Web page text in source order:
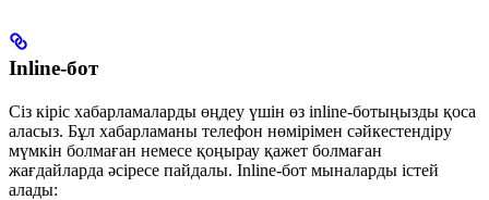
Inline-бот
Сіз кіріс хабарламаларды өңдеу үшін өз inline-ботыңызды қоса
аласыз. Бұл хабарламаны телефон нөмірімен сәйкестендіру
мүмкін болмаған немесе қоңырау қажет болмаған
жағдайларда әсіресе пайдалы. Inline-бот мыналарды істей
алады: